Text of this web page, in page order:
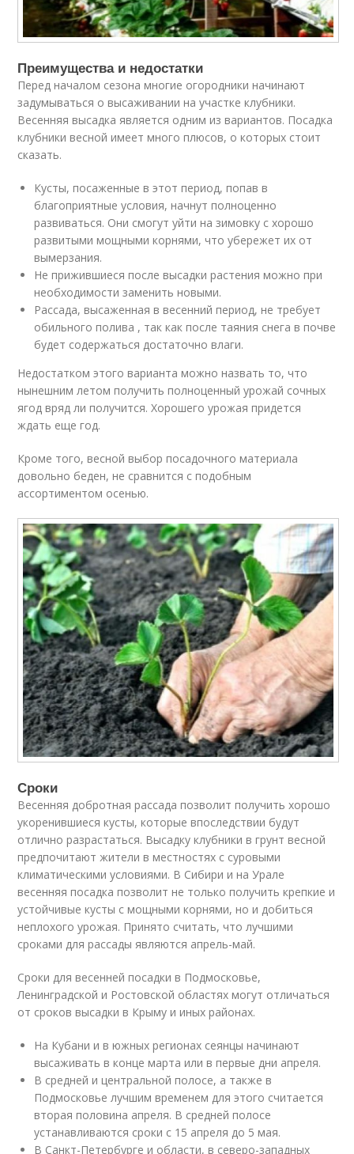
Преимущества и недостатки
Перед началом сезона многие огородники начинают
задумываться о высаживании на участке клубники.
Весенняя высадка является одним из вариантов. Посадка
клубники весной имеет много плюсов, о которых стоит
сказать.
Кусты, посаженные в этот период, попав в
благоприятные условия, начнут полноценно
развиваться. Они смогут уйти на зимовку с хорошо
развитыми мощными корнями, что убережет их от
вымерзания.
Не прижившиеся после высадки растения можно при
необходимости заменить новыми.
Рассада, высаженная в весенний период, не требует
обильного полива , так как после таяния снега в почве
будет содержаться достаточно влаги.
Недостатком этого варианта можно назвать то, что
нынешним летом получить полноценный урожай сочных
ягод вряд ли получится. Хорошего урожая придется
ждать еще год.
Кроме того, весной выбор посадочного материала
довольно беден, не сравнится с подобным
ассортиментом осенью.
Сроки
Весенняя добротная рассада позволит получить хорошо
укоренившиеся кусты, которые впоследствии будут
отлично разрастаться. Высадку клубники в грунт весной
предпочитают жители в местностях с суровыми
климатическими условиями. В Сибири и на Урале
весенняя посадка позволит не только получить крепкие и
устойчивые кусты с мощными корнями, но и добиться
неплохого урожая. Принято считать, что лучшими
сроками для рассады являются апрель-май.
Сроки для весенней посадки в Подмосковье,
Ленинградской и Ростовской областях могут отличаться
от сроков высадки в Крыму и иных районах.
На Кубани и в южных регионах сеянцы начинают
высаживать в конце марта или в первые дни апреля.
В средней и центральной полосе, а также в
Подмосковье лучшим временем для этого считается
вторая половина апреля. В средней полосе
устанавливаются сроки с 15 апреля до 5 мая.
В Санкт-Петербурге и области, в северо-западных